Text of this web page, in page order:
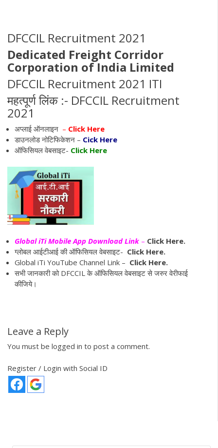
DFCCIL Recruitment 2021
Dedicated Freight Corridor
Corporation of India Limited
DFCCIL Recruitment 2021 ITI
महत्पूर्ण लिंक :- DFCCIL Recruitment
2021
अप्लाई ऑनलाइन – Click Here
डाउनलोड नोटिफिकेशन – Cick Here
ऑफिसियल वेबसाइट- Click Here
Global iTi Mobile App Download Link – Click Here.
ग्लोबल आईटीआई की ऑफिसियल वेबसाइट- Click Here.
Global iTi YouTube Channel Link – Click Here.
सभी जानकारी को DFCCIL के ऑफिसियल वेबसाइट से जरुर वेरीफाई
कीजिये।
Leave a Reply
You must be logged in to post a comment.
Register / Login with Social ID